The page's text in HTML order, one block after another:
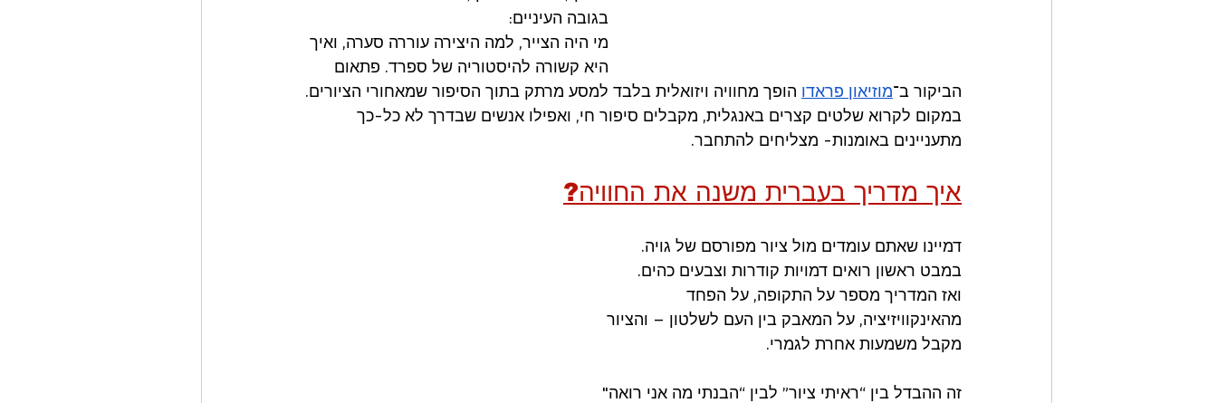
בגובה העיניים:
מי היה הצייר, למה היצירה עוררה סערה, ואיך
היא קשורה להיסטוריה של ספרד. פתאום
הביקור ב־מוזיאון פראדו הופך מחוויה ויזואלית בלבד למסע מרתק בתוך הסיפור שמאחורי הציורים.
במקום לקרוא שלטים קצרים באנגלית, מקבלים סיפור חי, ואפילו אנשים שבדרך לא כל-כך
מתעניינים באומנות- מצליחים להתחבר.
איך מדריך בעברית משנה את החוויה?
דמיינו שאתם עומדים מול ציור מפורסם של גויה.
במבט ראשון רואים דמויות קודרות וצבעים כהים.
ואז המדריך מספר על התקופה, על הפחד
מהאינקוויזיציה, על המאבק בין העם לשלטון – והציור
מקבל משמעות אחרת לגמרי.
זה ההבדל בין “ראיתי ציור” לבין “הבנתי מה אני רואה"